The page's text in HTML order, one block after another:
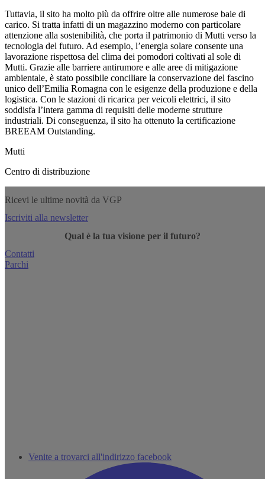
Tuttavia, il sito ha molto più da offrire oltre alle numerose baie di
carico. Si tratta infatti di un magazzino moderno con particolare
attenzione alla sostenibilità, che porta il patrimonio di Mutti verso la
tecnologia del futuro. Ad esempio, l’energia solare consente una
lavorazione rispettosa del clima dei pomodori coltivati al sole di
Mutti. Grazie alle barriere antirumore e alle aree di mitigazione
ambientale, è stato possibile conciliare la conservazione del fascino
unico dell’Emilia Romagna con le esigenze della produzione e della
logistica. Con le stazioni di ricarica per veicoli elettrici, il sito
soddisfa l’intera gamma di requisiti delle moderne strutture
industriali. Di conseguenza, il sito ha ottenuto la certificazione
BREEAM Outstanding.
Mutti
Centro di distribuzione
Ricevi le ultime novità da VGP
Iscriviti alla newsletter
Qual è la tua visione per il futuro?
Contatti
Parchi
Venite a trovarci all'indirizzo facebook